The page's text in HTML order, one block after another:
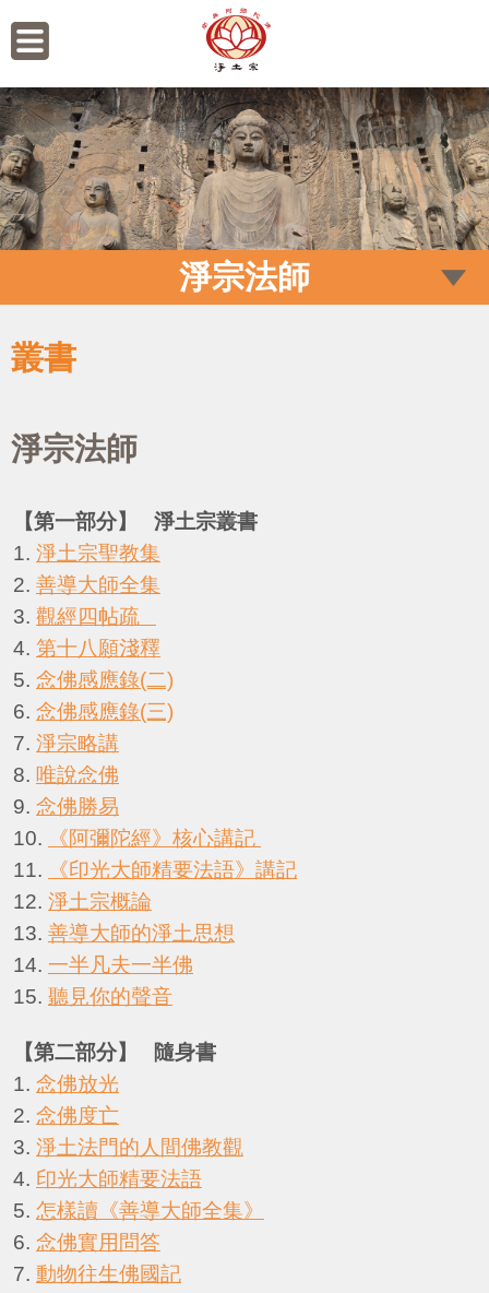
淨宗法師
叢書
淨宗法師
【第一部分】 淨土宗叢書
1. 淨土宗聖教集
2. 善導大師全集
3. 觀經四帖疏
4. 第十八願淺釋
5. 念佛感應錄(二)
6. 念佛感應錄(三)
7. 淨宗略講
8. 唯說念佛
9. 念佛勝易
10.
《阿彌陀經》核心講記
11.
《印光大師精要法語》講記
12. 淨土宗概論
13. 善導大師的淨土思想
14. 一半凡夫一半佛
15. 聽見你的聲音
【第二部分】 隨身書
1. 念佛放光
2. 念佛度亡
3. 淨土法門的人間佛教觀
4. 印光大師精要法語
5. 怎樣讀《善導大師全集》
6. 念佛實用問答
7. 動物往生佛國記